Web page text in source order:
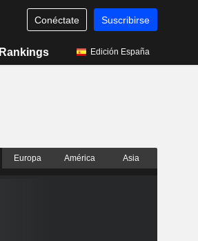
Conéctate Suscribirse
Rankings Edición España
Europa América Asia